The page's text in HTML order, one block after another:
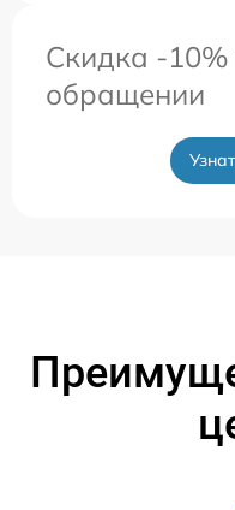
Скидка -
обращении